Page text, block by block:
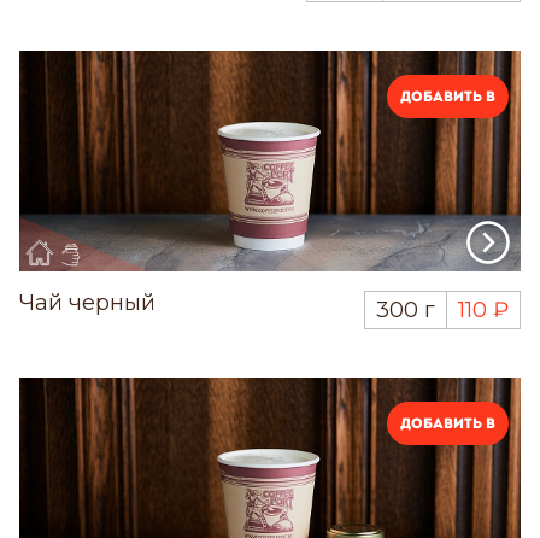
Чай черный 300 г 110 ₽
Добавить в
Добавить в